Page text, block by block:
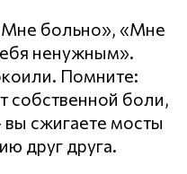
больно», «Мне
ненужным».
Помните:
собственной боли,
сжигаете мосты
друг друга.